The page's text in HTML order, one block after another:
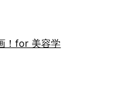
！for 美容学